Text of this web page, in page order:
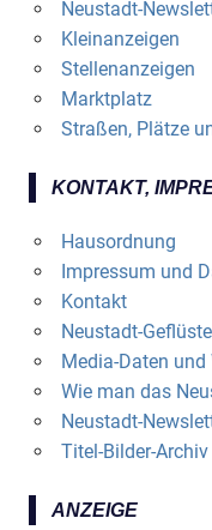
Neustadt-
Kleinanzeigen
Stellenanzeigen
Marktplatz
Straßen, Plätze
KONTAKT,
Hausordnung
Impressum und
Kontakt
Neustadt-
Media-Daten
Wie man das
Neustadt-
Titel-Bilder-Archiv
ANZEIGE